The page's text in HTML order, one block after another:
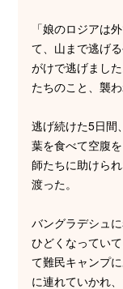
「娘のロジアは
て、山まで逃げ
がけで逃げまし
たちのこと、襲
逃げ続けた5日間
葉を食べて空腹
師たちに助けら
渡った。
バングラデシュ
ひどくなってい
て難民キャンプ
に連れていかれ